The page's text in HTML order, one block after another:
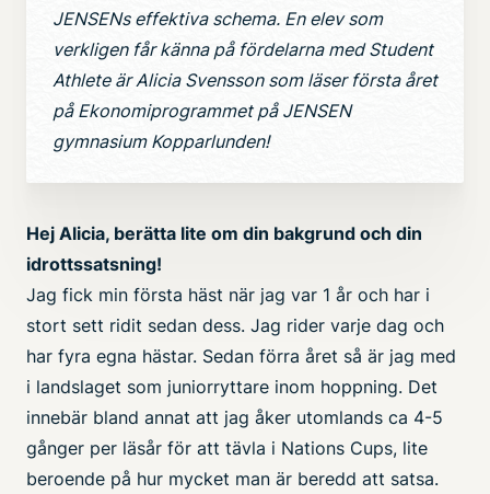
JENSENs effektiva schema. En elev som
verkligen får känna på fördelarna med Student
Athlete är Alicia Svensson som läser första året
på Ekonomiprogrammet på JENSEN
gymnasium Kopparlunden!
Hej Alicia, berätta lite om din bakgrund och din
idrottssatsning!
Jag fick min första häst när jag var 1 år och har i
stort sett ridit sedan dess. Jag rider varje dag och
har fyra egna hästar. Sedan förra året så är jag med
i landslaget som juniorryttare inom hoppning. Det
innebär bland annat att jag åker utomlands ca 4-5
gånger per läsår för att tävla i Nations Cups, lite
beroende på hur mycket man är beredd att satsa.